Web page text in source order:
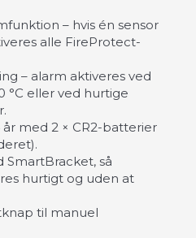
– hvis én sensor
alle FireProtect-
– alarm aktiveres ved
°C eller ved hurtige
med 2 × CR2-batterier
så
hurtigt og uden at
til manuel